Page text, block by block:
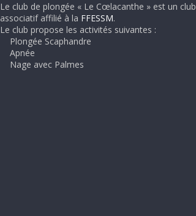
Le club de plongée « Le Cœlacanthe » est un club
associatif affilié à la FFESSM.
Le club propose les activités suivantes :
Plongée Scaphandre
Apnée
Nage avec Palmes